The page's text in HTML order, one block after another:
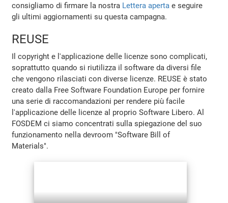
consigliamo di firmare la nostra Lettera aperta e seguire
gli ultimi aggiornamenti su questa campagna.
REUSE
Il copyright e l'applicazione delle licenze sono complicati,
soprattutto quando si riutilizza il software da diversi file
che vengono rilasciati con diverse licenze. REUSE è stato
creato dalla Free Software Foundation Europe per fornire
una serie di raccomandazioni per rendere più facile
l'applicazione delle licenze al proprio Software Libero. Al
FOSDEM ci siamo concentrati sulla spiegazione del suo
funzionamento nella devroom "Software Bill of
Materials".